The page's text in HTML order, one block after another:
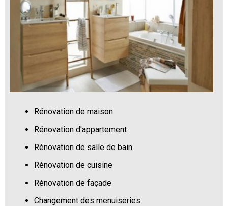
Rénovation de maison
Rénovation d'appartement
Rénovation de salle de bain
Rénovation de cuisine
Rénovation de façade
Changement des menuiseries